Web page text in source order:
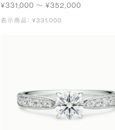
¥331,000 〜 ¥352,000
表示商品： ¥331,000